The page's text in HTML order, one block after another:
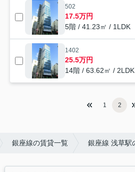
502
17.5万円
5階 / 41.23㎡ / 1LDK
1402
25.5万円
14階 / 63.62㎡ / 2LDK
1 2
銀座線の賃貸一覧 銀座線 浅草駅